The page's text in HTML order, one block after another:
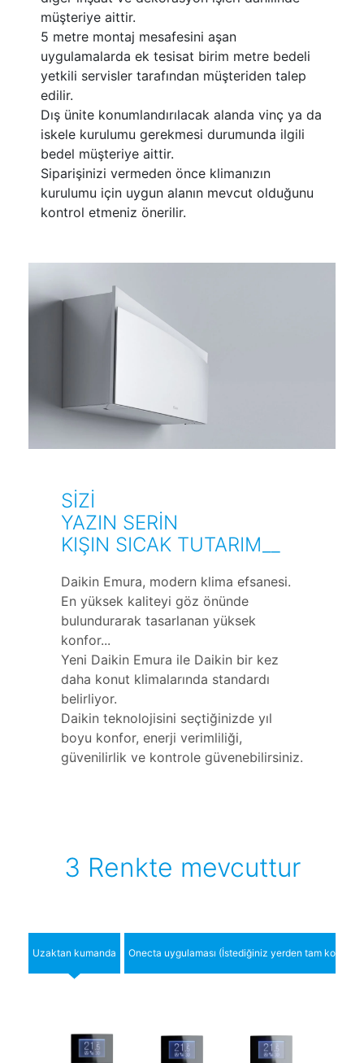
müşteriye aittir.
5 metre montaj mesafesini aşan
uygulamalarda ek tesisat birim metre bedeli
yetkili servisler tarafından müşteriden talep
edilir.
Dış ünite konumlandırılacak alanda vinç ya da
iskele kurulumu gerekmesi durumunda ilgili
bedel müşteriye aittir.
Siparişinizi vermeden önce klimanızın
kurulumu için uygun alanın mevcut olduğunu
kontrol etmeniz önerilir.
SİZİ
YAZIN SERİN
KIŞIN SICAK TUTARIM__
Daikin Emura, modern klima efsanesi.
En yüksek kaliteyi göz önünde
bulundurarak tasarlanan yüksek
konfor...
Yeni Daikin Emura ile Daikin bir kez
daha konut klimalarında standardı
belirliyor.
Daikin teknolojisini seçtiğinizde yıl
boyu konfor, enerji verimliliği,
güvenilirlik ve kontrole güvenebilirsiniz.
3 Renkte mevcuttur
Uzaktan kumanda Onecta uygulaması (İstediğiniz yerden tam kontrol)